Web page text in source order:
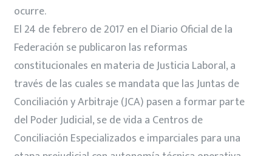
ocurre.
El 24 de febrero de 2017 en el Diario Oficial de la
Federación se publicaron las reformas
constitucionales en materia de Justicia Laboral, a
través de las cuales se mandata que las Juntas de
Conciliación y Arbitraje (JCA) pasen a formar parte
del Poder Judicial, se de vida a Centros de
Conciliación Especializados e imparciales para una